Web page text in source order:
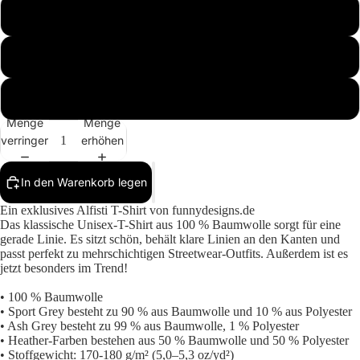
Menge
verringern
Menge
erhöhen
In den Warenkorb legen
Ein exklusives Alfisti T-Shirt von funnydesigns.de
Das klassische Unisex-T-Shirt aus 100 % Baumwolle sorgt für eine
gerade Linie. Es sitzt schön, behält klare Linien an den Kanten und
passt perfekt zu mehrschichtigen Streetwear-Outfits. Außerdem ist es
jetzt besonders im Trend!
• 100 % Baumwolle
• Sport Grey besteht zu 90 % aus Baumwolle und 10 % aus Polyester
• Ash Grey besteht zu 99 % aus Baumwolle, 1 % Polyester
• Heather-Farben bestehen aus 50 % Baumwolle und 50 % Polyester
• Stoffgewicht: 170-180 g/m² (5,0–5,3 oz/yd²)